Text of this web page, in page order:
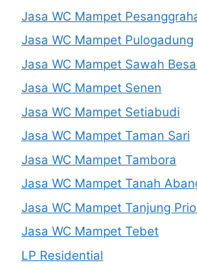
Jasa WC Mampet
Jasa WC Mampet Pulogadung
Jasa WC Mampet Sawah
Jasa WC Mampet Senen
Jasa WC Mampet Setiabudi
Jasa WC Mampet Taman Sari
Jasa WC Mampet Tambora
Jasa WC Mampet Tanah
Jasa WC Mampet Tanjung
Jasa WC Mampet Tebet
LP Residential